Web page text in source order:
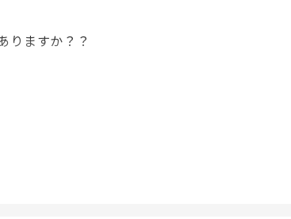
りますか？？